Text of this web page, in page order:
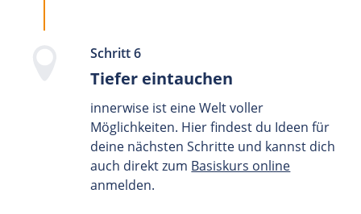
Schritt 6
Tiefer eintauchen
innerwise ist eine Welt voller
Möglichkeiten. Hier findest du Ideen für
deine nächsten Schritte und kannst dich
auch direkt zum Basiskurs online
anmelden.